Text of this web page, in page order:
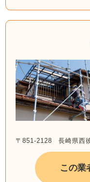
〒851-2128 長崎県西
この業